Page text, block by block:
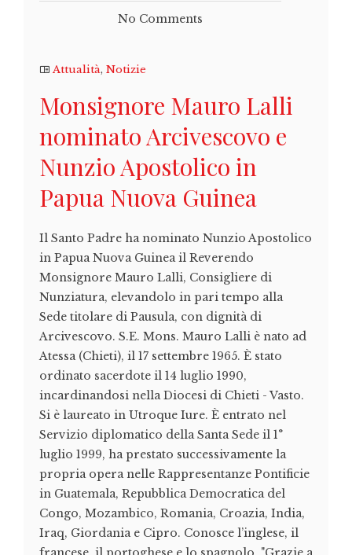
No Comments
Attualità, Notizie
Monsignore Mauro Lalli
nominato Arcivescovo e
Nunzio Apostolico in
Papua Nuova Guinea
Il Santo Padre ha nominato Nunzio Apostolico
in Papua Nuova Guinea il Reverendo
Monsignore Mauro Lalli, Consigliere di
Nunziatura, elevandolo in pari tempo alla
Sede titolare di Pausula, con dignità di
Arcivescovo. S.E. Mons. Mauro Lalli è nato ad
Atessa (Chieti), il 17 settembre 1965. È stato
ordinato sacerdote il 14 luglio 1990,
incardinandosi nella Diocesi di Chieti - Vasto.
Si è laureato in Utroque Iure. È entrato nel
Servizio diplomatico della Santa Sede il 1°
luglio 1999, ha prestato successivamente la
propria opera nelle Rappresentanze Pontificie
in Guatemala, Repubblica Democratica del
Congo, Mozambico, Romania, Croazia, India,
Iraq, Giordania e Cipro. Conosce l’inglese, il